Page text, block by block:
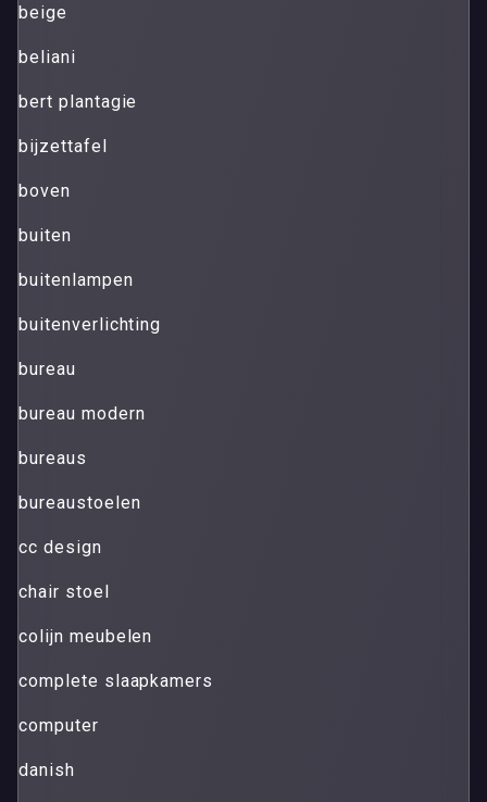
beige
beliani
bert plantagie
bijzettafel
boven
buiten
buitenlampen
buitenverlichting
bureau
bureau modern
bureaus
bureaustoelen
cc design
chair stoel
colijn meubelen
complete slaapkamers
computer
danish